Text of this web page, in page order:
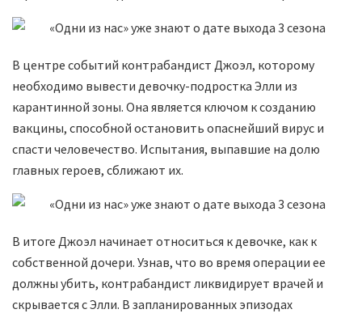
В центре событий контрабандист Джоэл, которому
необходимо вывести девочку-подростка Элли из
карантинной зоны. Она является ключом к созданию
вакцины, способной остановить опаснейший вирус и
спасти человечество. Испытания, выпавшие на долю
главных героев, сближают их.
В итоге Джоэл начинает относиться к девочке, как к
собственной дочери. Узнав, что во время операции ее
должны убить, контрабандист ликвидирует врачей и
скрывается с Элли. В запланированных эпизодах